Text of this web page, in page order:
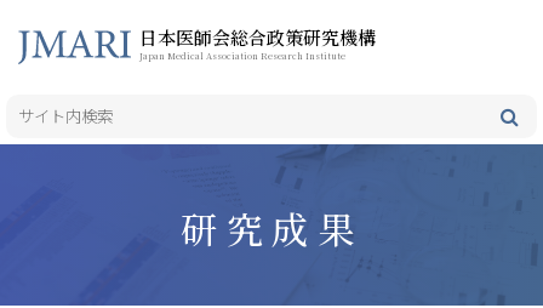
日本医師会総合政策研究機構
Japan Medical Association Research Institute
研究成果